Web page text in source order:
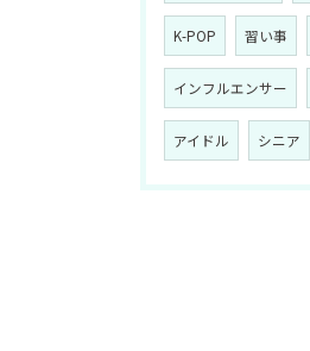
K-POP 習い事
インフルエンサー
アイドル シニア